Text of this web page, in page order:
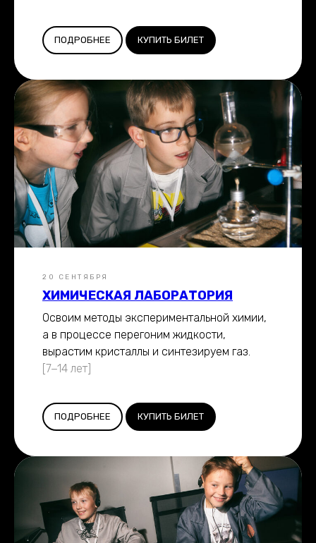
ПОДРОБНЕЕ КУПИТЬ БИЛЕТ
20 СЕНТЯБРЯ
ХИМИЧЕСКАЯ ЛАБОРАТОРИЯ
Освоим методы экспериментальной химии,
а в процессе перегоним жидкости,
вырастим кристаллы и синтезируем газ.
[7−14 лет]
ПОДРОБНЕЕ КУПИТЬ БИЛЕТ